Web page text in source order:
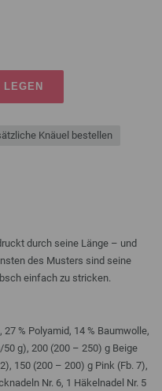
LEGEN
Knäuel bestellen
durch seine Länge – und
des Musters sind seine
einfach zu stricken.
27 % Polyamid, 14 % Baumwolle,
g), 200 (200 – 250) g Beige
150 (200 – 200) g Pink (Fb. 7),
Nr. 6, 1 Häkelnadel Nr. 5